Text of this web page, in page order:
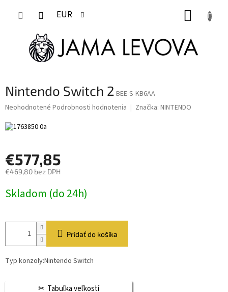
EUR
Nintendo Switch 2 BEE-S-KB6AA
Priemerné
produktu
z
5
hviezdičiek.
Neohodnotené Podrobnosti hodnotenia Značka: NINTENDO
€577,85
€469,80 bez DPH
cena:
Skladom (do 24h)
Pridať do košíka
Typ konzoly:Nintendo Switch
Tabuľka veľkostí